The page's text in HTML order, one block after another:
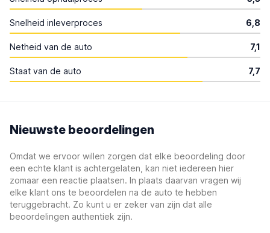
Snelheid inleverproces 6,8
Netheid van de auto 7,1
Staat van de auto 7,7
Nieuwste beoordelingen
Omdat we ervoor willen zorgen dat elke beoordeling door
een echte klant is achtergelaten, kan niet iedereen hier
zomaar een reactie plaatsen. In plaats daarvan vragen wij
elke klant ons te beoordelen na de auto te hebben
teruggebracht. Zo kunt u er zeker van zijn dat alle
beoordelingen authentiek zijn.